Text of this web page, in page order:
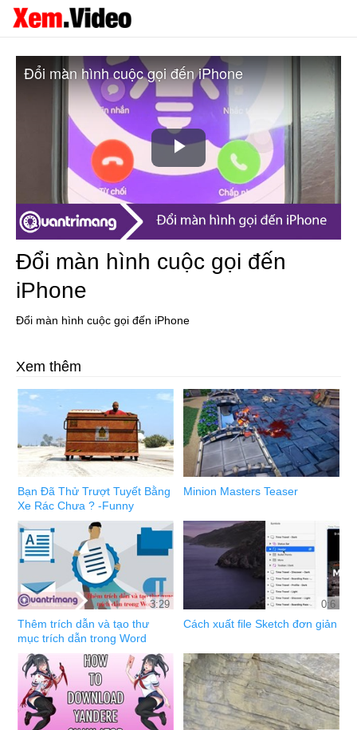
Play
Video
Đổi màn hình cuộc gọi đến iPhone
Đổi màn hình cuộc gọi đến
iPhone
Đổi màn hình cuộc gọi đến iPhone
Xem thêm
Bạn Đã Thử Trượt Tuyết Bằng
Xe Rác Chưa ? -Funny
Minion Masters Teaser
3:29
Thêm trích dẫn và tạo thư
mục trích dẫn trong Word
0:6
Cách xuất file Sketch đơn giản